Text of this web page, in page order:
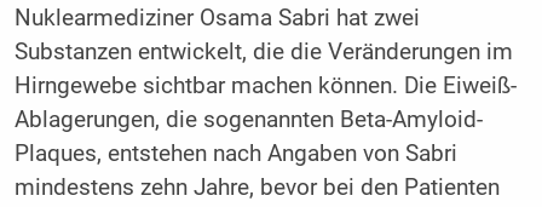
Nuklearmediziner Osama Sabri hat zwei
Substanzen entwickelt, die die Veränderungen im
Hirngewebe sichtbar machen können. Die Eiweiß-
Ablagerungen, die sogenannten Beta-Amyloid-
Plaques, entstehen nach Angaben von Sabri
mindestens zehn Jahre, bevor bei den Patienten